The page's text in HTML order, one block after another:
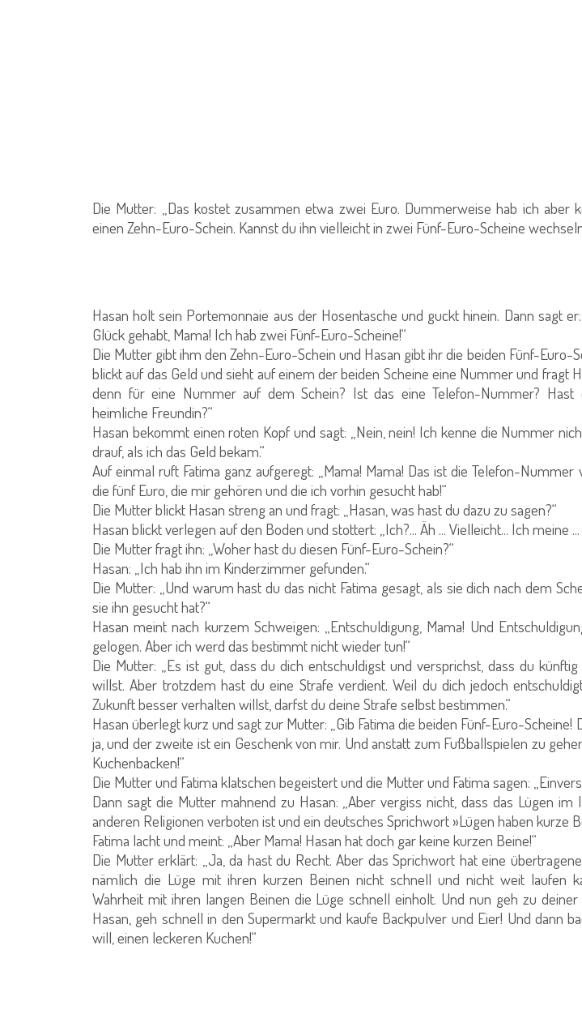
Die Mutter: „Das kostet zusammen etwa zwei Euro. Dummerweise hab ich aber
einen Zehn-Euro-Schein. Kannst du ihn vielleicht in zwei Fünf-Euro-Scheine
Hasan holt sein Portemonnaie aus der Hosentasche und guckt hinein. Dann sagt
Glück gehabt, Mama! Ich hab zwei Fünf-Euro-Scheine!“
Die Mutter gibt ihm den Zehn-Euro-Schein und Hasan gibt ihr die beiden Fünf-Euro-
blickt auf das Geld und sieht auf einem der beiden Scheine eine Nummer und fragt
denn für eine Nummer auf dem Schein? Ist das eine Telefon-Nummer? Hast
heimliche Freundin?“
Hasan bekommt einen roten Kopf und sagt: „Nein, nein! Ich kenne die Nummer
drauf, als ich das Geld bekam.“
Auf einmal ruft Fatima ganz aufgeregt: „Mama! Mama! Das ist die Telefon-Nummer
die fünf Euro, die mir gehören und die ich vorhin gesucht hab!“
Die Mutter blickt Hasan streng an und fragt: „Hasan, was hast du dazu zu sagen?“
Hasan blickt verlegen auf den Boden und stottert: „Ich?... Äh ... Vielleicht... Ich meine
Die Mutter fragt ihn: „Woher hast du diesen Fünf-Euro-Schein?“
Hasan: „Ich hab ihn im Kinderzimmer gefunden.“
Die Mutter: „Und warum hast du das nicht Fatima gesagt, als sie dich nach dem
sie ihn gesucht hat?“
Hasan meint nach kurzem Schweigen: „Entschuldigung, Mama! Und
gelogen. Aber ich werd das bestimmt nicht wieder tun!“
Die Mutter: „Es ist gut, dass du dich entschuldigst und versprichst, dass du
willst. Aber trotzdem hast du eine Strafe verdient. Weil du dich jedoch
Zukunft besser verhalten willst, darfst du deine Strafe selbst bestimmen.“
Hasan überlegt kurz und sagt zur Mutter: „Gib Fatima die beiden Fünf-Euro-Scheine!
ja, und der zweite ist ein Geschenk von mir. Und anstatt zum Fußballspielen zu
Kuchenbacken!“
Die Mutter und Fatima klatschen begeistert und die Mutter und Fatima sagen:
Dann sagt die Mutter mahnend zu Hasan: „Aber vergiss nicht, dass das Lügen im
anderen Religionen verboten ist und ein deutsches Sprichwort »Lügen haben kurze
Fatima lacht und meint: „Aber Mama! Hasan hat doch gar keine kurzen Beine!“
Die Mutter erklärt: „Ja, da hast du Recht. Aber das Sprichwort hat eine
nämlich die Lüge mit ihren kurzen Beinen nicht schnell und nicht weit laufen
Wahrheit mit ihren langen Beinen die Lüge schnell einholt. Und nun geh zu deiner
Hasan, geh schnell in den Supermarkt und kaufe Backpulver und Eier! Und dann
will, einen leckeren Kuchen!“